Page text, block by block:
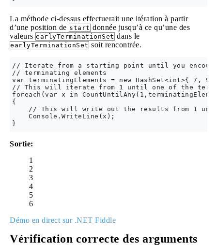
La méthode ci-dessus effectuerait une itération à partir
d’une position de start donnée jusqu’à ce qu’une des
valeurs earlyTerminationSet dans le
earlyTerminationSet soit rencontrée.
// Iterate from a starting point until you
// terminating elements
var terminatingElements = new HashSet<int>{ 7,
// This will iterate from 1 until one of the
foreach(var x in
{
// This will write out the results from 1
    Console.WriteLine(x);
Sortie:
1
2
3
4
5
6
Démo en direct sur .NET Fiddle
Vérification correcte des arguments